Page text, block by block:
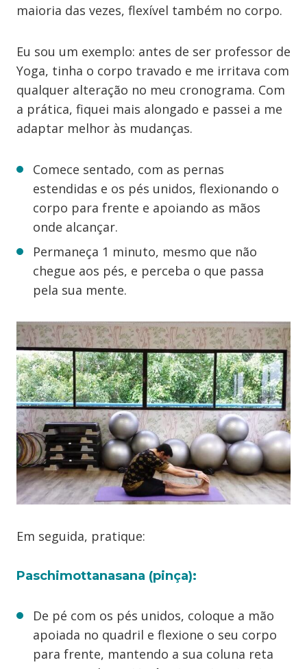
maioria das vezes, flexível também no corpo.
Eu sou um exemplo: antes de ser professor de
Yoga, tinha o corpo travado e me irritava com
qualquer alteração no meu cronograma. Com
a prática, fiquei mais alongado e passei a me
adaptar melhor às mudanças.
Comece sentado, com as pernas
estendidas e os pés unidos, flexionando o
corpo para frente e apoiando as mãos
onde alcançar.
Permaneça 1 minuto, mesmo que não
chegue aos pés, e perceba o que passa
pela sua mente.
Em seguida, pratique:
Paschimottanasana (pinça):
De pé com os pés unidos, coloque a mão
apoiada no quadril e flexione o seu corpo
para frente, mantendo a sua coluna reta